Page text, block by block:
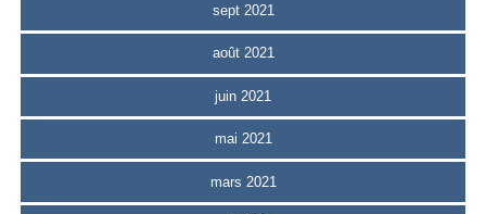
sept 2021
août 2021
juin 2021
mai 2021
mars 2021